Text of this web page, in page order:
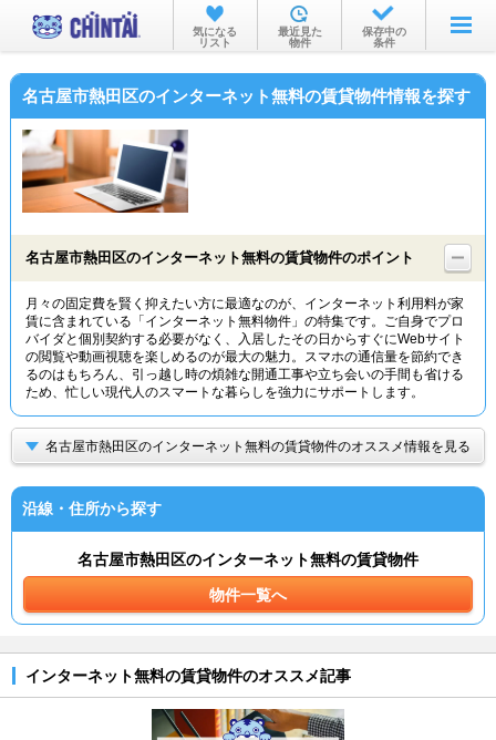
お部屋を探す
沿線・駅から
物件特集から
TOP
気になる
リスト
最近見た
物件
保存中の
条件
名古屋市熱田区のインターネット無料の賃貸物件情報を探す
名古屋市熱田区のインターネット無料の賃貸物件のポイント
月々の固定費を賢く抑えたい方に最適なのが、インターネット利用料が家
賃に含まれている「インターネット無料物件」の特集です。ご自身でプロ
バイダと個別契約する必要がなく、入居したその日からすぐにWebサイト
の閲覧や動画視聴を楽しめるのが最大の魅力。スマホの通信量を節約でき
るのはもちろん、引っ越し時の煩雑な開通工事や立ち会いの手間も省ける
ため、忙しい現代人のスマートな暮らしを強力にサポートします。
名古屋市熱田区のインターネット無料の賃貸物件のオススメ情報を見る
沿線・住所から探す
名古屋市熱田区のインターネット無料の賃貸物件
物件一覧へ
インターネット無料の賃貸物件のオススメ記事